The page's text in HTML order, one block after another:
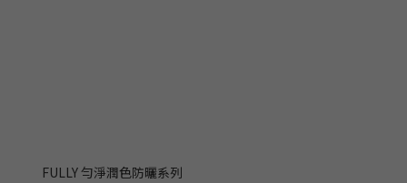
FULLY 勻淨潤色防曬系列